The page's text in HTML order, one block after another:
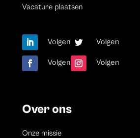
Vacature plaatsen
Volgen Volgen
Volgen Volgen
Over ons
Onze missie